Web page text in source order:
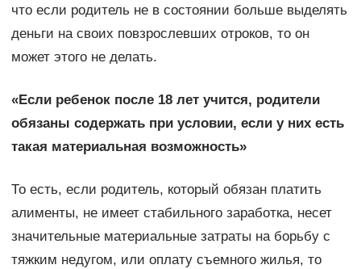
что если родитель не в состоянии больше выделять
деньги на своих повзрослевших отроков, то он
может этого не делать.
«Если ребенок после 18 лет учится, родители
обязаны содержать при условии, если у них есть
такая материальная возможность»
То есть, если родитель, который обязан платить
алименты, не имеет стабильного заработка, несет
значительные материальные затраты на борьбу с
тяжким недугом, или оплату съемного жилья, то